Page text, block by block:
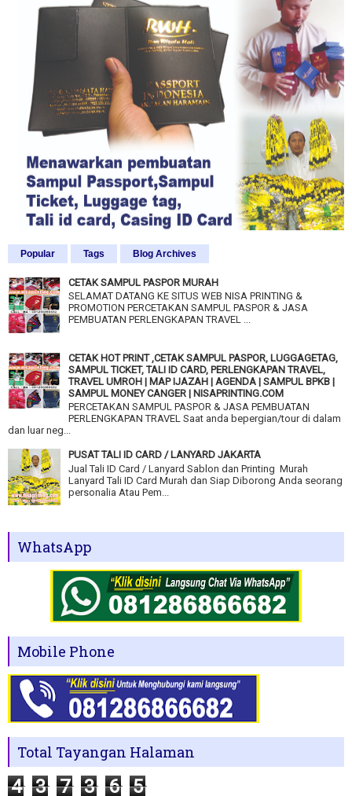
Popular Tags Blog Archives
CETAK SAMPUL PASPOR MURAH
SELAMAT DATANG KE SITUS WEB NISA PRINTING &
PROMOTION PERCETAKAN SAMPUL PASPOR & JASA
PEMBUATAN PERLENGKAPAN TRAVEL ...
CETAK HOT PRINT ,CETAK SAMPUL PASPOR, LUGGAGETAG,
SAMPUL TICKET, TALI ID CARD, PERLENGKAPAN TRAVEL,
TRAVEL UMROH | MAP IJAZAH | AGENDA | SAMPUL BPKB |
SAMPUL MONEY CANGER | NISAPRINTING.COM
PERCETAKAN SAMPUL PASPOR & JASA PEMBUATAN
PERLENGKAPAN TRAVEL Saat anda bepergian/tour di dalam
dan luar neg...
PUSAT TALI ID CARD / LANYARD JAKARTA
Jual Tali ID Card / Lanyard Sablon dan Printing Murah
Lanyard Tali ID Card Murah dan Siap Diborong Anda seorang
personalia Atau Pem...
WhatsApp
Mobile Phone
Total Tayangan Halaman
4 3 7 3 6 5